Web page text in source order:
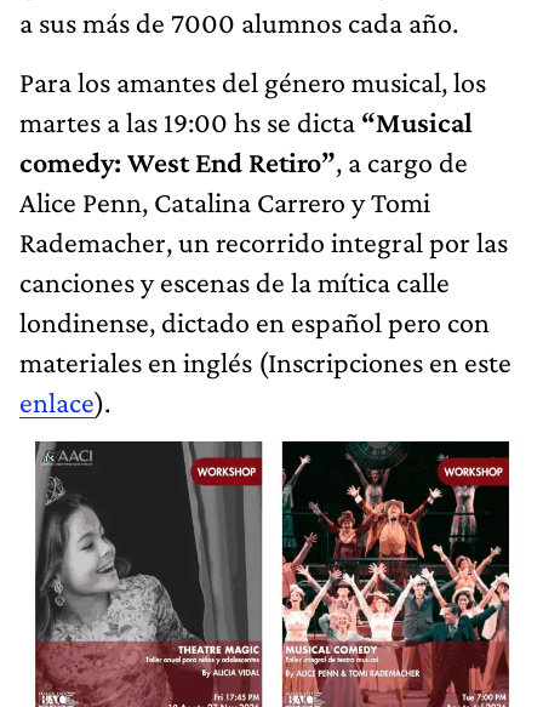
a sus más de 7000 alumnos cada año.
Para los amantes del género musical, los
martes a las 19:00 hs se dicta “Musical
comedy: West End Retiro”, a cargo de
Alice Penn, Catalina Carrero y Tomi
Rademacher, un recorrido integral por las
canciones y escenas de la mítica calle
londinense, dictado en español pero con
materiales en inglés (Inscripciones en este
enlace).